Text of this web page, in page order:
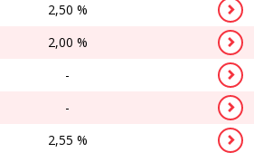
2,50 %
2,00 %
-
-
2,55 %